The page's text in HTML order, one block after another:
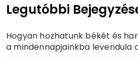
Legutóbbi
Hogyan hozhatunk békét és
a mindennapjainkba levendula